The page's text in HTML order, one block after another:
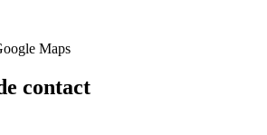
Maps
contact